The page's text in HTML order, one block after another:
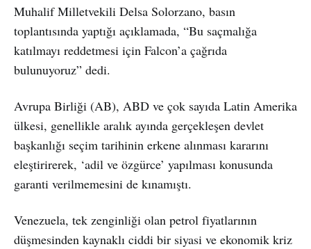
Muhalif Milletvekili Delsa Solorzano, basın
toplantısında yaptığı açıklamada, “Bu saçmalığa
katılmayı reddetmesi için Falcon’a çağrıda
bulunuyoruz” dedi.
Avrupa Birliği (AB), ABD ve çok sayıda Latin Amerika
ülkesi, genellikle aralık ayında gerçekleşen devlet
başkanlığı seçim tarihinin erkene alınması kararını
eleştirirerek, ‘adil ve özgürce’ yapılması konusunda
garanti verilmemesini de kınamıştı.
Venezuela, tek zenginliği olan petrol fiyatlarının
düşmesinden kaynaklı ciddi bir siyasi ve ekonomik kriz